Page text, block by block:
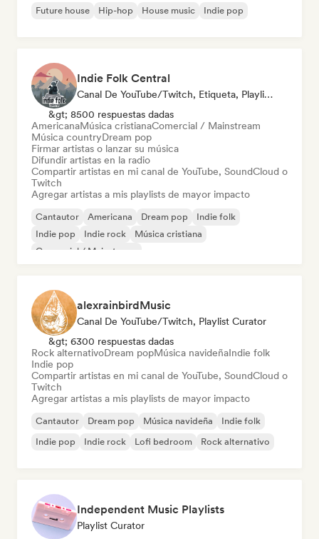
Future house
Hip-hop House music Indie pop
Indie Folk Central
Canal De YouTube/Twitch, Etiqueta, Playlist Curator, Emisoras De Radio
&gt; 8500 respuestas dadas
AmericanaMúsica cristianaComercial / Mainstream
Música countryDream pop
Firmar artistas o lanzar su música
Difundir artistas en la radio
Compartir artistas en mi canal de YouTube, SoundCloud o
Twitch
Agregar artistas a mis playlists de mayor impacto
Cantautor Americana Dream pop
Indie folk
Indie pop
Indie rock
Música cristiana
Comercial / Mainstream
alexrainbirdMusic
Canal De YouTube/Twitch, Playlist Curator
&gt; 6300 respuestas dadas
Rock alternativoDream popMúsica navideñaIndie folk
Indie pop
Compartir artistas en mi canal de YouTube, SoundCloud o
Twitch
Agregar artistas a mis playlists de mayor impacto
Cantautor Dream pop Música navideña
Indie folk
Indie pop
Indie rock Lofi bedroom Rock alternativo
Independent Music Playlists
Playlist Curator